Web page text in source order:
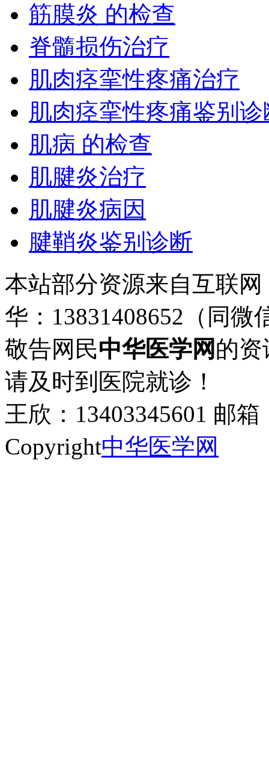
筋膜炎 的检查
脊髓损伤治疗
肌肉痉挛性疼痛治疗
肌肉痉挛性疼痛鉴别诊
肌病 的检查
肌腱炎治疗
肌腱炎病因
腱鞘炎鉴别诊断
本站部分资源来自互联
华：13831408652（同微
敬告网民中华医学网 的
请及时到医院就诊！
王欣：13403345601 邮箱
Copyright中华医学网